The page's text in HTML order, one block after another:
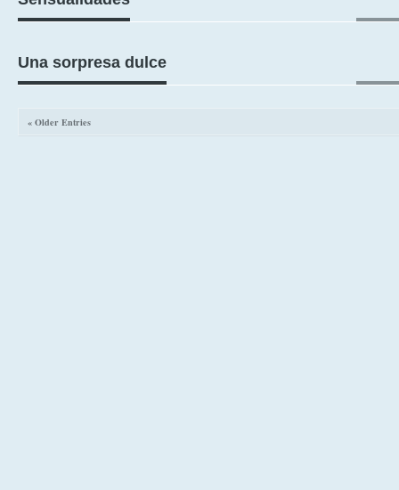
Una sorpresa dulce
« Older Entries